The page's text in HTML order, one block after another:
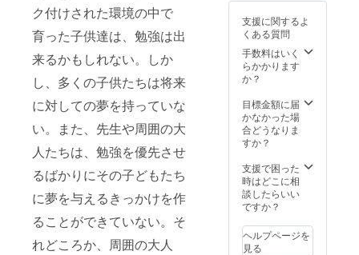
ク付けされた環境の中で
育った子供達は、勉強は出
来るかもしれない。しか
し、多くの子供たちは将来
に対しての夢を持っていな
い。また、先生や周囲の大
人たちは、勉強を優先させ
るばかりにその子どもたち
に夢を与えるきっかけを作
ることができていない。そ
れどころか、周囲の大人
支援に関するよ
くある質問
手数料はいく
らかかります
か？
目標金額に届
かなかった場
合どうなりま
すか？
支援で困った
時はどこに相
談したらいい
ですか？
ヘルプページを
見る